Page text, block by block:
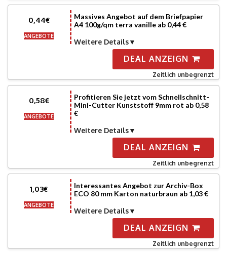
0,44€
ANGEBOTE
Massives Angebot auf dem Briefpapier
A4 100g/qm terra vanille ab 0,44 €
Weitere Details
DEAL ANZEIGN
Zeitlich unbegrenzt
0,58€
ANGEBOTE
Profitieren Sie jetzt vom Schnellschnitt-
Mini-Cutter Kunststoff 9mm rot ab 0,58
€
Weitere Details
DEAL ANZEIGN
Zeitlich unbegrenzt
1,03€
ANGEBOTE
Interessantes Angebot zur Archiv-Box
ECO 80 mm Karton naturbraun ab 1,03 €
Weitere Details
DEAL ANZEIGN
Zeitlich unbegrenzt